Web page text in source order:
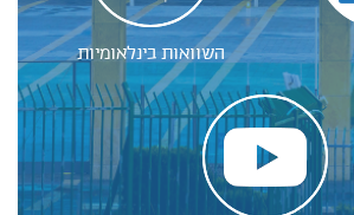
השוואות בינלאומיות